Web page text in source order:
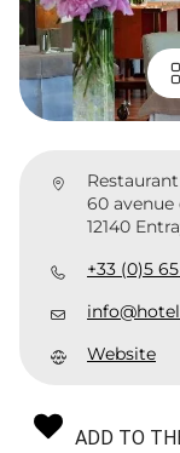
60
12140
+33 (0)5
Website
ADD TO